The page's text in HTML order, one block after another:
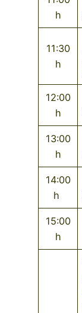
h
11:30
h
12:00
h
13:00
h
14:00
h
15:00
h